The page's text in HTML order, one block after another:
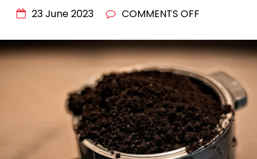
23 June 2023 COMMENTS OFF
DE
CAFÉ
:
UN
ENGRAIS
NATUREL
IDÉAL